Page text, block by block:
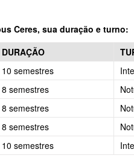
Ceres, sua duração e turno:
DURAÇÃO
10 semestres
8 semestres
8 semestres
8 semestres
10 semestres